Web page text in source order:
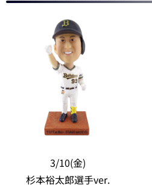
3/10(金)
杉本裕太郎選手ver.